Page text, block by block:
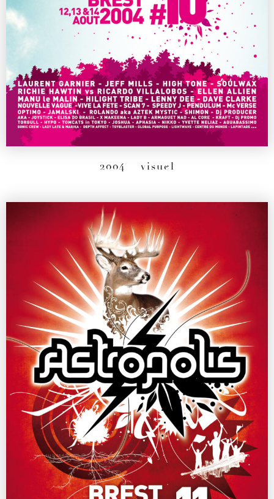
2004 – visuel